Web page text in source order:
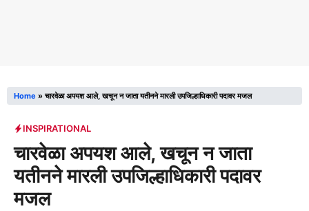
Home »चारवेळा अपयश आले, खचून न जाता यतीनने मारली उपजिल्हाधिकारी पदावर मजल
INSPIRATIONAL
चारवेळा अपयश आले, खचून न जाता
यतीनने मारली उपजिल्हाधिकारी पदावर
मजल